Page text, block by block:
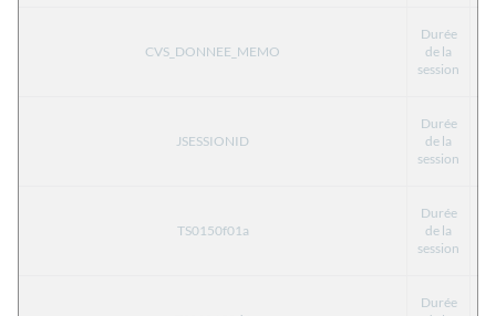
CVS_DONNEE_MEMO
Durée
de la
session
JSESSIONID
Durée
de la
session
TS0150f01a
Durée
de la
session
Durée